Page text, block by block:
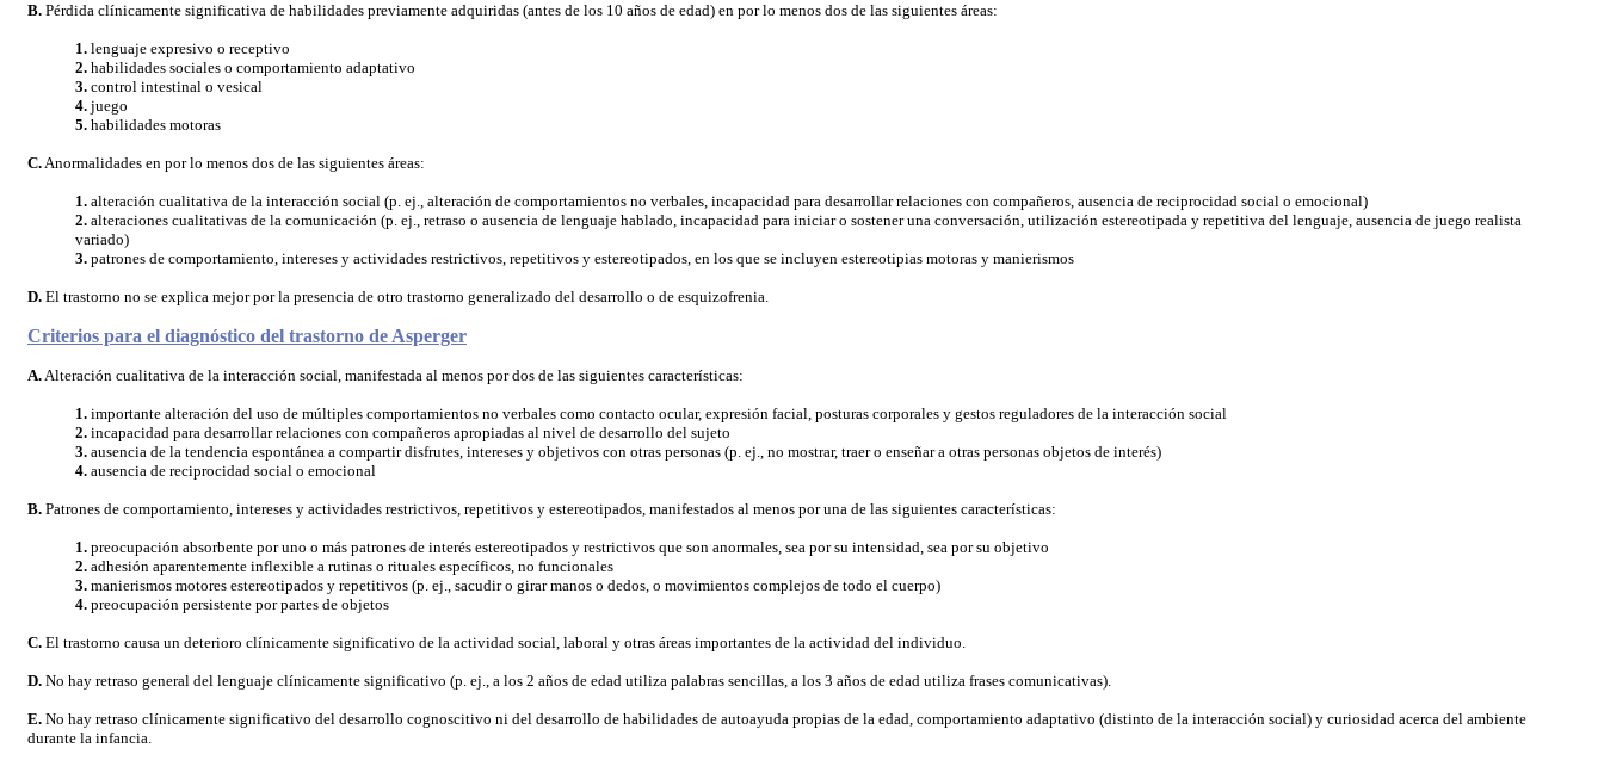
B. Pérdida clínicamente significativa de habilidades previamente adquiridas (antes de los 10 años de edad) en por lo menos dos de las siguientes áreas:
1. lenguaje expresivo o receptivo
2. habilidades sociales o comportamiento adaptativo
3. control intestinal o vesical
4. juego
5. habilidades motoras
C.Anormalidades en por lo menos dos de las siguientes áreas:
1. alteración cualitativa de la interacción social (p. ej., alteración de comportamientos no verbales, incapacidad para desarrollar relaciones con compañeros, ausencia de reciprocidad social o emocional)
2. alteraciones cualitativas de la comunicación (p. ej., retraso o ausencia de lenguaje hablado, incapacidad para iniciar o sostener una conversación, utilización estereotipada y repetitiva del lenguaje, ausencia de juego realista
variado)
3. patrones de comportamiento, intereses y actividades restrictivos, repetitivos y estereotipados, en los que se incluyen estereotipias motoras y manierismos
D. El trastorno no se explica mejor por la presencia de otro trastorno generalizado del desarrollo o de esquizofrenia.
Criterios para el diagnóstico del trastorno de Asperger
A.Alteración cualitativa de la interacción social, manifestada al menos por dos de las siguientes características:
1. importante alteración del uso de múltiples comportamientos no verbales como contacto ocular, expresión facial, posturas corporales y gestos reguladores de la interacción social
2. incapacidad para desarrollar relaciones con compañeros apropiadas al nivel de desarrollo del sujeto
3. ausencia de la tendencia espontánea a compartir disfrutes, intereses y objetivos con otras personas (p. ej., no mostrar, traer o enseñar a otras personas objetos de interés)
4. ausencia de reciprocidad social o emocional
B. Patrones de comportamiento, intereses y actividades restrictivos, repetitivos y estereotipados, manifestados al menos por una de las siguientes características:
1. preocupación absorbente por uno o más patrones de interés estereotipados y restrictivos que son anormales, sea por su intensidad, sea por su objetivo
2. adhesión aparentemente inflexible a rutinas o rituales específicos, no funcionales
3. manierismos motores estereotipados y repetitivos (p. ej., sacudir o girar manos o dedos, o movimientos complejos de todo el cuerpo)
4. preocupación persistente por partes de objetos
C. El trastorno causa un deterioro clínicamente significativo de la actividad social, laboral y otras áreas importantes de la actividad del individuo.
D. No hay retraso general del lenguaje clínicamente significativo (p. ej., a los 2 años de edad utiliza palabras sencillas, a los 3 años de edad utiliza frases comunicativas).
E. No hay retraso clínicamente significativo del desarrollo cognoscitivo ni del desarrollo de habilidades de autoayuda propias de la edad, comportamiento adaptativo (distinto de la interacción social) y curiosidad acerca del ambiente
durante la infancia.